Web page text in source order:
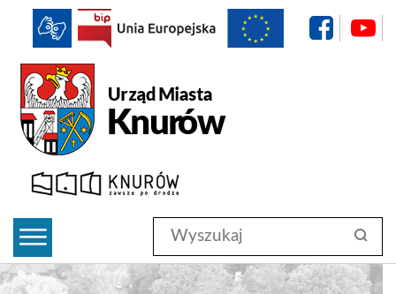
BIP
Wyszukaj
w
serwisie
szukaj
#search-submit